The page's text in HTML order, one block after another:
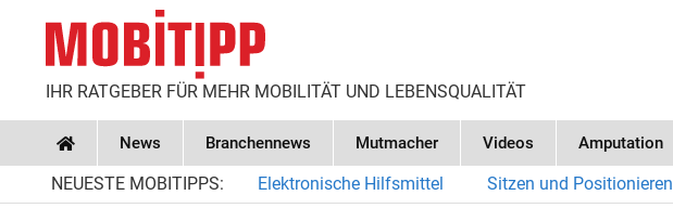
IHR RATGEBER FÜR MEHR MOBILITÄT UND LEBENSQUALITÄT
Home
News Branchennews Mutmacher Videos Amputation
NEUESTE MOBITIPPS: Elektronische Hilfsmittel Sitzen und Positionieren